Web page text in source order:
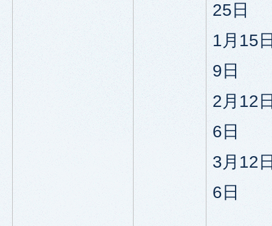
25日
1月15
9日
2月12
6日
3月12
6日